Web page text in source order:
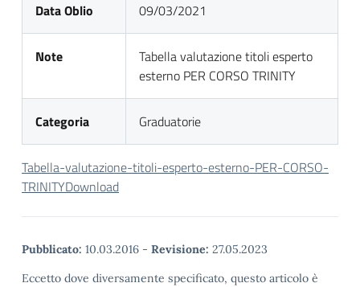
Data Oblio 09/03/2021
Note
Tabella valutazione titoli esperto
esterno PER CORSO TRINITY
Categoria Graduatorie
Tabella-valutazione-titoli-esperto-esterno-PER-CORSO-
TRINITYDownload
Pubblicato: 10.03.2016 - Revisione: 27.05.2023
Eccetto dove diversamente specificato, questo articolo è